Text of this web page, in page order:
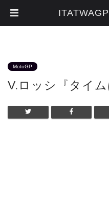
MotoGP
V.ロッシ『タイム